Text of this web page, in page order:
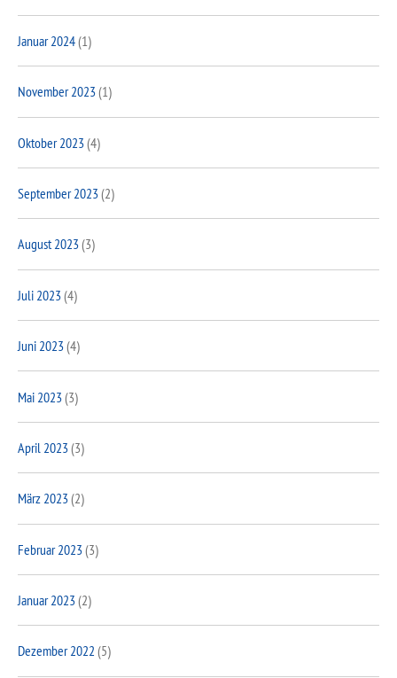
Januar 2024(1)
November 2023(1)
Oktober 2023(4)
September 2023(2)
August 2023(3)
Juli 2023(4)
Juni 2023(4)
Mai 2023(3)
April 2023(3)
März 2023(2)
Februar 2023(3)
Januar 2023(2)
Dezember 2022 (5)